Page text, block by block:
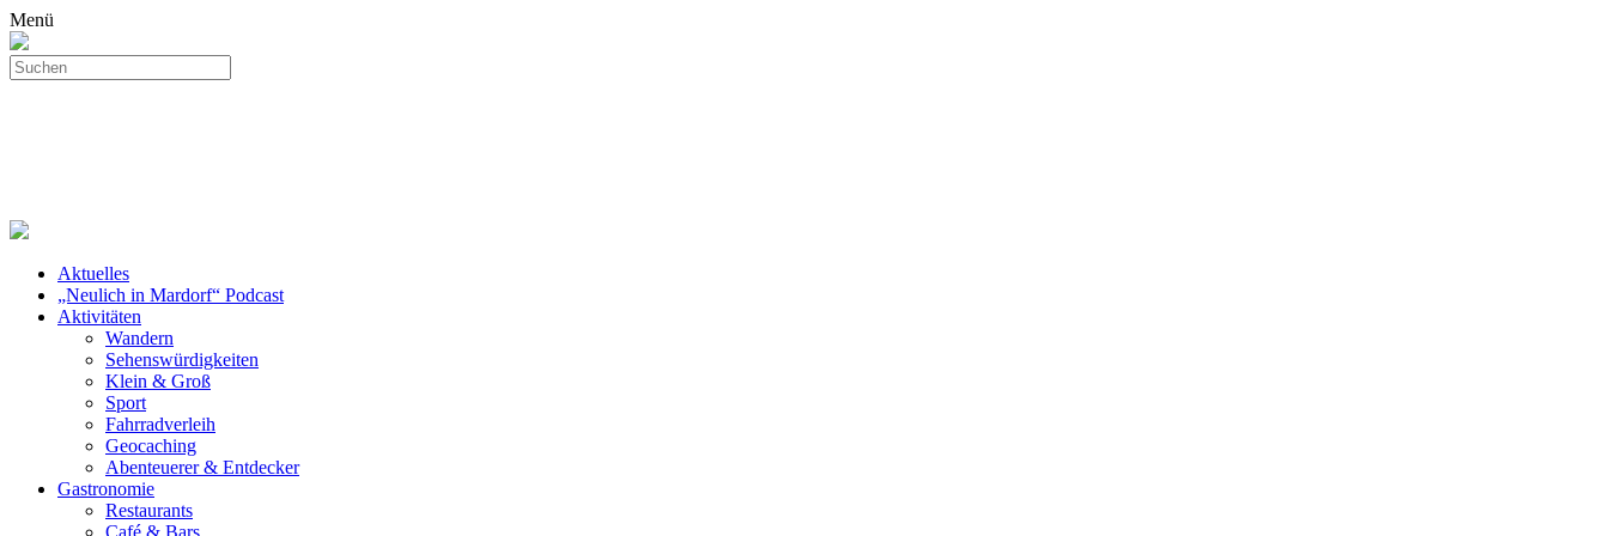
Menü
Aktuelles
„Neulich in Mardorf“ Podcast
Aktivitäten
Wandern
Sehenswürdigkeiten
Klein & Groß
Sport
Fahrradverleih
Geocaching
Abenteuerer & Entdecker
Gastronomie
Restaurants
Café & Bars